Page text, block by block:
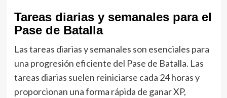
Tareas diarias y semanales para el
Pase de Batalla
Las tareas diarias y semanales son esenciales para
una progresión eficiente del Pase de Batalla. Las
tareas diarias suelen reiniciarse cada 24 horas y
proporcionan una forma rápida de ganar XP,